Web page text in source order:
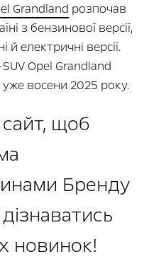
Grandland розпочав
з бензинової версії,
електричні версії.
Opel Grandland
уже восени 2025 року.
щоб
Бренду
новинок!